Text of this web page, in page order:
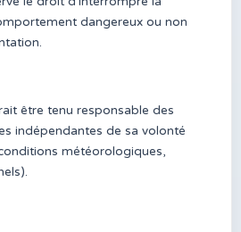
dangereux ou non
être tenu responsable des
indépendantes de sa volonté
météorologiques,